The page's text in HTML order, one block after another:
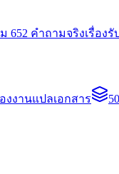
652 คำถามจริงเรื่องรั
งงานแปลเอกสาร